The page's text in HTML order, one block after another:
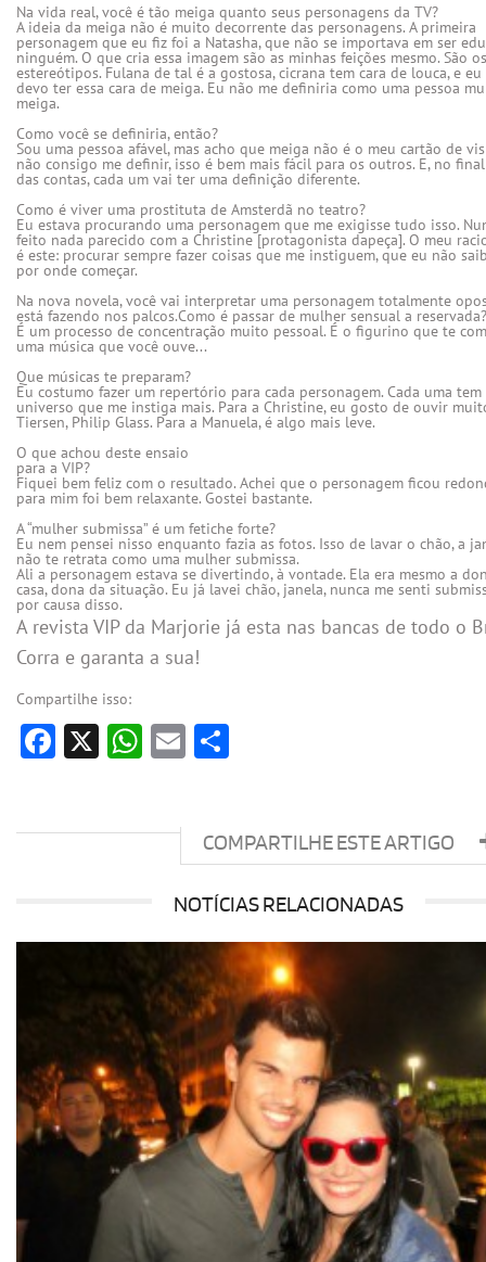
Na vida real, você é tão meiga quanto seus personagens da TV?
A ideia da meiga não é muito decorrente das personagens. A primeira
personagem que eu fiz foi a Natasha, que não se importava em ser
ninguém. O que cria essa imagem são as minhas feições mesmo. São os
estereótipos. Fulana de tal é a gostosa, cicrana tem cara de louca, e eu
devo ter essa cara de meiga. Eu não me definiria como uma pessoa
meiga.
Como você se definiria, então?
Sou uma pessoa afável, mas acho que meiga não é o meu cartão de
não consigo me definir, isso é bem mais fácil para os outros. E, no final
das contas, cada um vai ter uma definição diferente.
Como é viver uma prostituta de Amsterdã no teatro?
Eu estava procurando uma personagem que me exigisse tudo isso.
feito nada parecido com a Christine [protagonista dapeça]. O meu
é este: procurar sempre fazer coisas que me instiguem, que eu não
por onde começar.
Na nova novela, você vai interpretar uma personagem totalmente
está fazendo nos palcos.Como é passar de mulher sensual a reservada?
É um processo de concentração muito pessoal. É o figurino que te
uma música que você ouve...
Que músicas te preparam?
Eu costumo fazer um repertório para cada personagem. Cada uma tem
universo que me instiga mais. Para a Christine, eu gosto de ouvir
Tiersen, Philip Glass. Para a Manuela, é algo mais leve.
O que achou deste ensaio
para a VIP?
Fiquei bem feliz com o resultado. Achei que o personagem ficou
para mim foi bem relaxante. Gostei bastante.
A “mulher submissa” é um fetiche forte?
Eu nem pensei nisso enquanto fazia as fotos. Isso de lavar o chão, a
não te retrata como uma mulher submissa.
Ali a personagem estava se divertindo, à vontade. Ela era mesmo a
casa, dona da situação. Eu já lavei chão, janela, nunca me senti
por causa disso.
A revista VIP da Marjorie já esta nas bancas de todo o
Corra e garanta a sua!
Compartilhe isso:
Facebook
X WhatsApp
Email
COMPARTILHE ESTE ARTIGO
NOTÍCIAS RELACIONADAS